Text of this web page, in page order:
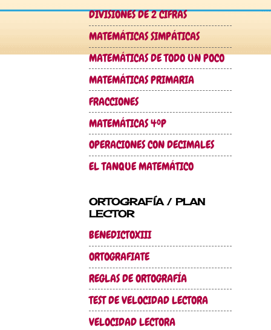
DIVISIONES DE 2 CIFRAS
MATEMÁTICAS SIMPÁTICAS
MATEMÁTICAS DE TODO UN POCO
MATEMÁTICAS PRIMARIA
FRACCIONES
MATEMÁTICAS 4ºP
OPERACIONES CON DECIMALES
EL TANQUE MATEMÁTICO
ORTOGRAFÍA / PLAN
LECTOR
BENEDICTOXIII
ORTOGRAFIATE
REGLAS DE ORTOGRAFÍA
TEST DE VELOCIDAD LECTORA
VELOCIDAD LECTORA